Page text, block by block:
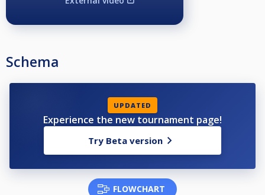
Schema
UPDATED
Experience the new tournament page!
Try Beta version
FLOWCHART